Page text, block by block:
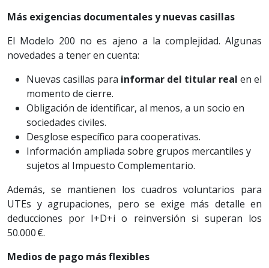
Más exigencias documentales y nuevas casillas
El Modelo 200 no es ajeno a la complejidad. Algunas
novedades a tener en cuenta:
Nuevas casillas para informar del titular real en el
momento de cierre.
Obligación de identificar, al menos, a un socio en
sociedades civiles.
Desglose específico para cooperativas.
Información ampliada sobre grupos mercantiles y
sujetos al Impuesto Complementario.
Además, se mantienen los cuadros voluntarios para
UTEs y agrupaciones, pero se exige más detalle en
deducciones por I+D+i o reinversión si superan los
50.000 €.
Medios de pago más flexibles